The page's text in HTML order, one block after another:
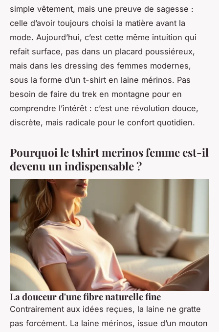
simple vêtement, mais une preuve de sagesse :
celle d’avoir toujours choisi la matière avant la
mode. Aujourd’hui, c’est cette même intuition qui
refait surface, pas dans un placard poussiéreux,
mais dans les dressing des femmes modernes,
sous la forme d’un t-shirt en laine mérinos. Pas
besoin de faire du trek en montagne pour en
comprendre l’intérêt : c’est une révolution douce,
discrète, mais radicale pour le confort quotidien.
Pourquoi le tshirt merinos femme est-il
devenu un indispensable ?
La douceur d'une fibre naturelle fine
Contrairement aux idées reçues, la laine ne gratte
pas forcément. La laine mérinos, issue d’un mouton